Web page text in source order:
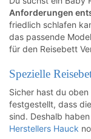
Anforderungen
friedlich schlafen
das passende
für den Reisebett
Spezielle
Sicher hast du
festgestellt, dass
sind. Deshalb
Herstellers Hauck